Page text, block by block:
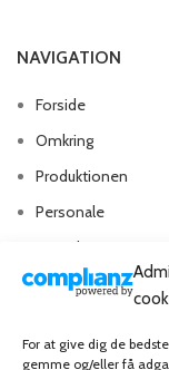
For at give dig de
gemme og/eller få
NAVIGATION
Forside
Omkring
Produktionen
Personale
Kontakt os